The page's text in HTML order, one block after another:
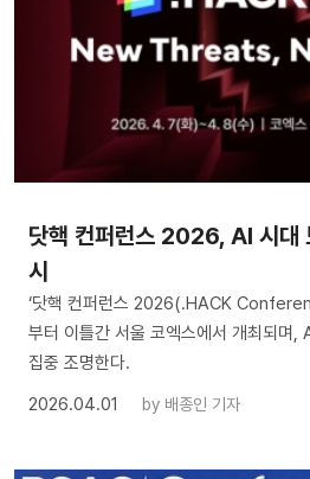
닷핵 컨퍼런스 2026, AI 시대
시
‘닷핵 컨퍼런스 2026(.HACK
부터 이틀간 서울 코엑스에서 개최되며,
집중 조명한다.
2026.04.01
by 배종인 기자